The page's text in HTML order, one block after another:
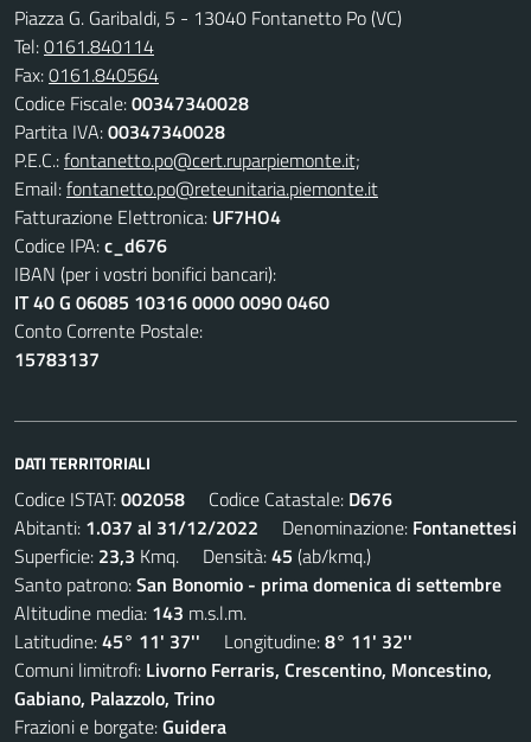
Piazza G. Garibaldi, 5 - 13040 Fontanetto Po (VC)
Tel:0161.840114
Fax:0161.840564
Codice Fiscale:00347340028
Partita IVA:00347340028
P.E.C.:fontanetto.po@cert.ruparpiemonte.it;
Email:fontanetto.po@reteunitaria.piemonte.it
Fatturazione Elettronica: UF7HO4
Codice IPA:c_d676
IBAN (per i vostri bonifici bancari):
IT 40 G 06085 10316 0000 0090 0460
Conto Corrente Postale:
15783137
DATI TERRITORIALI
Codice ISTAT:002058 Codice Catastale: D676
Abitanti: 1.037 al 31/12/2022 Denominazione: Fontanettesi
Superficie: 23,3 Kmq. Densità:45 (ab/kmq.)
Santo patrono:San Bonomio - prima domenica di settembre
Altitudine media: 143 m.s.l.m.
Latitudine:45° 11' 37'' Longitudine:8° 11' 32''
Comuni limitrofi: Livorno Ferraris, Crescentino, Moncestino,
Gabiano, Palazzolo, Trino
Frazioni e borgate:Guidera